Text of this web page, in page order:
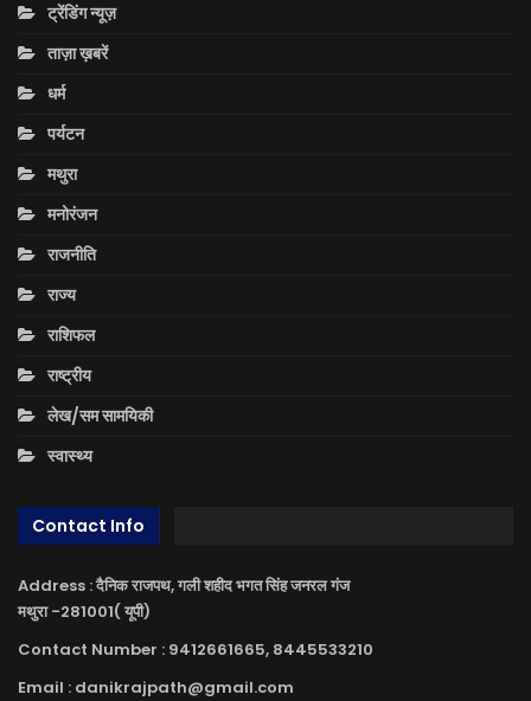
ट्रेंडिंग न्यूज़
ताज़ा ख़बरें
धर्म
पर्यटन
मथुरा
मनोरंजन
राजनीति
राज्य
राशिफल
राष्ट्रीय
लेख/सम सामयिकी
स्वास्थ्य
Contact Info
Address : दैनिक राजपथ, गली शहीद भगत सिंह जनरल गंज
मथुरा -281001( यूपी)
Contact Number : 9412661665, 8445533210
Email : danikrajpath@gmail.com